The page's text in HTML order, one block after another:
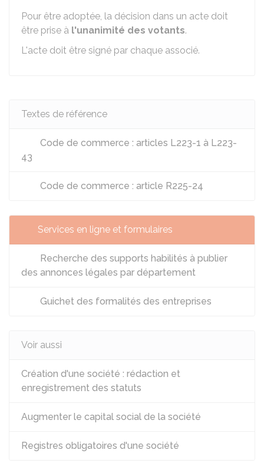
Pour être adoptée, la décision dans un acte doit
être prise à l'unanimité des votants.
L'acte doit être signé par chaque associé.
Textes de référence
Code de commerce : articles L223-1 à L223-
43
Code de commerce : article R225-24
Services en ligne et formulaires
Recherche des supports habilités à publier
des annonces légales par département
Guichet des formalités des entreprises
Voir aussi
Création d'une société : rédaction et
enregistrement des statuts
Augmenter le capital social de la société
Registres obligatoires d'une société